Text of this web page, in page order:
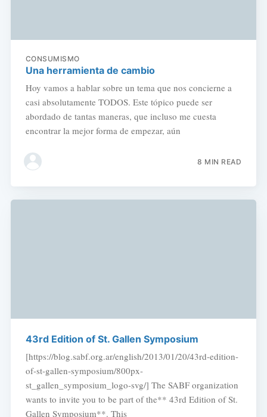
CONSUMISMO
Una herramienta de cambio
Hoy vamos a hablar sobre un tema que nos concierne a
casi absolutamente TODOS. Este tópico puede ser
abordado de tantas maneras, que incluso me cuesta
encontrar la mejor forma de empezar, aún
8 MIN READ
43rd Edition of St. Gallen Symposium
[https://blog.sabf.org.ar/english/2013/01/20/43rd-edition-
of-st-gallen-symposium/800px-
st_gallen_symposium_logo-svg/] The SABF organization
wants to invite you to be part of the** 43rd Edition of St.
Gallen Symposium**. This